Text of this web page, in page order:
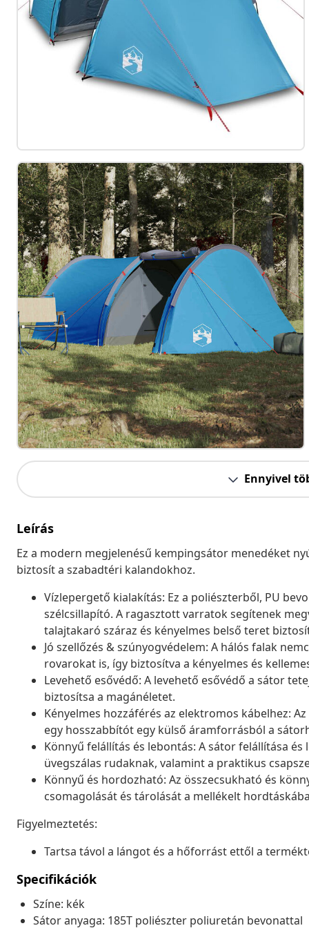
Ennyivel
Leírás
Ez a modern megjelenésű kempingsátor menedéket
biztosít a szabadtéri kalandokhoz.
Vízlepergető kialakítás: Ez a poliészterből, PU
szélcsillapító. A ragasztott varratok segítenek
talajtakaró száraz és kényelmes belső teret
Jó szellőzés & szúnyogvédelem: A hálós falak
rovarokat is, így biztosítva a kényelmes és
Levehető esővédő: A levehető esővédő a sátor
biztosítsa a magánéletet.
Kényelmes hozzáférés az elektromos kábelhez:
egy hosszabbítót egy külső áramforrásból a
Könnyű felállítás és lebontás: A sátor felállítása
üvegszálas rudaknak, valamint a praktikus
Könnyű és hordozható: Az összecsukható és
csomagolását és tárolását a mellékelt
Figyelmeztetés:
Tartsa távol a lángot és a hőforrást ettől a
Specifikációk
Színe: kék
Sátor anyaga: 185T poliészter poliuretán bevonattal